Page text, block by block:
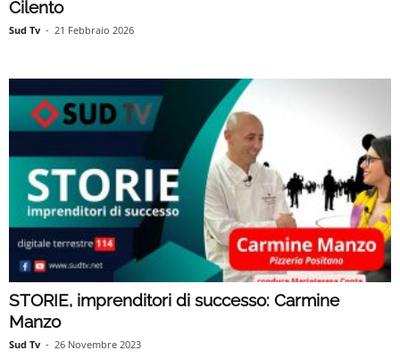
Cilento
Sud Tv - 21 Febbraio 2026
STORIE, imprenditori di successo: Carmine
Manzo
Sud Tv - 26 Novembre 2023